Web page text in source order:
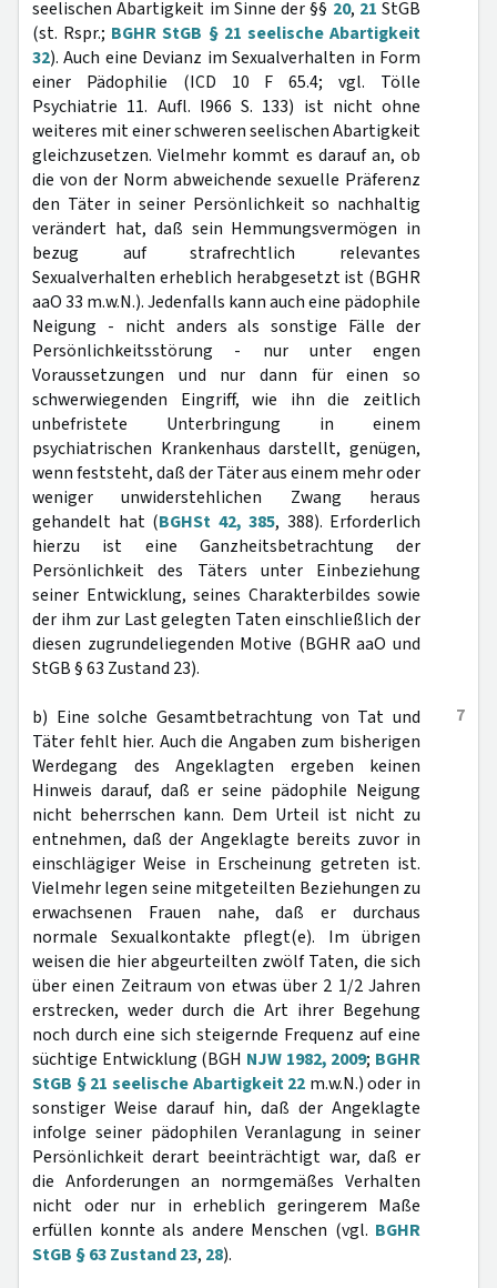
seelischen Abartigkeit im Sinne der §§ 20, 21 StGB
(st. Rspr.; BGHR StGB § 21 seelische Abartigkeit
32). Auch eine Devianz im Sexualverhalten in Form
einer Pädophilie (ICD 10 F 65.4; vgl. Tölle
Psychiatrie 11. Aufl. l966 S. 133) ist nicht ohne
weiteres mit einer schweren seelischen Abartigkeit
gleichzusetzen. Vielmehr kommt es darauf an, ob
die von der Norm abweichende sexuelle Präferenz
den Täter in seiner Persönlichkeit so nachhaltig
verändert hat, daß sein Hemmungsvermögen in
bezug auf strafrechtlich relevantes
Sexualverhalten erheblich herabgesetzt ist (BGHR
aaO 33 m.w.N.). Jedenfalls kann auch eine pädophile
Neigung - nicht anders als sonstige Fälle der
Persönlichkeitsstörung - nur unter engen
Voraussetzungen und nur dann für einen so
schwerwiegenden Eingriff, wie ihn die zeitlich
unbefristete Unterbringung in einem
psychiatrischen Krankenhaus darstellt, genügen,
wenn feststeht, daß der Täter aus einem mehr oder
weniger unwiderstehlichen Zwang heraus
gehandelt hat (BGHSt 42, 385, 388). Erforderlich
hierzu ist eine Ganzheitsbetrachtung der
Persönlichkeit des Täters unter Einbeziehung
seiner Entwicklung, seines Charakterbildes sowie
der ihm zur Last gelegten Taten einschließlich der
diesen zugrundeliegenden Motive (BGHR aaO und
StGB § 63 Zustand 23).
7
b) Eine solche Gesamtbetrachtung von Tat und
Täter fehlt hier. Auch die Angaben zum bisherigen
Werdegang des Angeklagten ergeben keinen
Hinweis darauf, daß er seine pädophile Neigung
nicht beherrschen kann. Dem Urteil ist nicht zu
entnehmen, daß der Angeklagte bereits zuvor in
einschlägiger Weise in Erscheinung getreten ist.
Vielmehr legen seine mitgeteilten Beziehungen zu
erwachsenen Frauen nahe, daß er durchaus
normale Sexualkontakte pflegt(e). Im übrigen
weisen die hier abgeurteilten zwölf Taten, die sich
über einen Zeitraum von etwas über 2 1/2 Jahren
erstrecken, weder durch die Art ihrer Begehung
noch durch eine sich steigernde Frequenz auf eine
süchtige Entwicklung (BGH NJW 1982, 2009; BGHR
StGB § 21 seelische Abartigkeit 22 m.w.N.) oder in
sonstiger Weise darauf hin, daß der Angeklagte
infolge seiner pädophilen Veranlagung in seiner
Persönlichkeit derart beeinträchtigt war, daß er
die Anforderungen an normgemäßes Verhalten
nicht oder nur in erheblich geringerem Maße
erfüllen konnte als andere Menschen (vgl. BGHR
StGB § 63 Zustand 23, 28).